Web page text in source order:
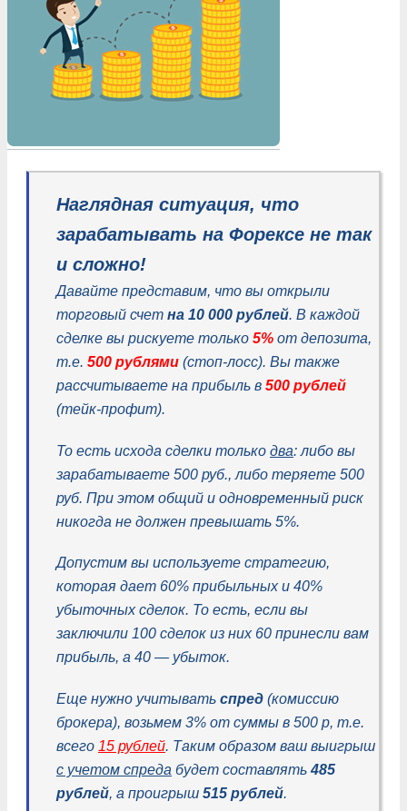
Наглядная ситуация, что
зарабатывать на Форексе не так
и сложно!
Давайте представим, что вы открыли
торговый счет на 10 000 рублей. В каждой
сделке вы рискуете только 5% от депозита,
т.е. 500 рублями (стоп-лосс). Вы также
рассчитываете на прибыль в 500 рублей
(тейк-профит).
То есть исхода сделки только два: либо вы
зарабатываете 500 руб., либо теряете 500
руб. При этом общий и одновременный риск
никогда не должен превышать 5%.
Допустим вы используете стратегию,
которая дает 60% прибыльных и 40%
убыточных сделок. То есть, если вы
заключили 100 сделок из них 60 принесли вам
прибыль, а 40 — убыток.
Еще нужно учитывать спред (комиссию
брокера), возьмем 3% от суммы в 500 р, т.е.
всего 15 рублей. Таким образом ваш выигрыш
с учетом спреда будет составлять485
рублей, а проигрыш 515 рублей.